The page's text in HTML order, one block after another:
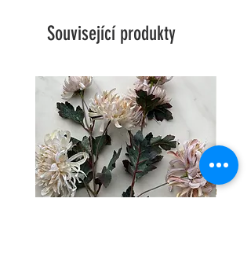
Související produkty